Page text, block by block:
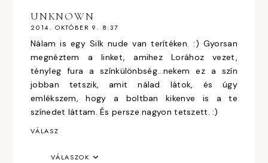
UNKNOWN
2014. OKTÓBER 9. 8:37
Nálam is egy Silk nude van terítéken. :) Gyorsan
megnéztem a linket, amihez Lorához vezet,
tényleg fura a színkülönbség...nekem ez a szín
jobban tetszik, amit nálad látok, és úgy
emlékszem, hogy a boltban kikenve is a te
színedet láttam. És persze nagyon tetszett. :)
VÁLASZ
VÁLASZOK